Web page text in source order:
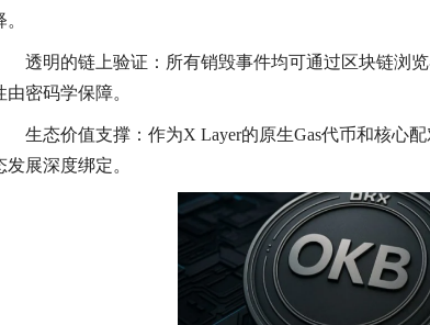
。
透明的链上验证：所有销毁事件均可通过区块链浏
由密码学保障。
生态价值支撑：作为X Layer的原生Gas代币和核心
发展深度绑定。